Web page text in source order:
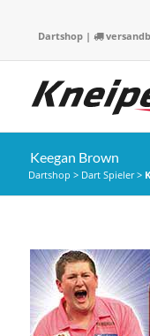
Dartshop|
Keegan Brown
Dartshop > Dart Spieler>